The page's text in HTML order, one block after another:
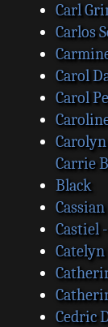
Carl
Carlos
Carol
Carol
Carrie
Black
Castiel
Cedric